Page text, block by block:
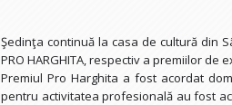
Şedinţa continuă la casa de cultură din
PRO HARGHITA, respectiv a premiilor
Premiul Pro Harghita a fost acordat
pentru activitatea profesională au fost